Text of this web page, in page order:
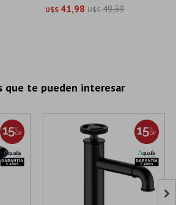
U$S 41,98 U$S 49,39
que te pueden interesar
